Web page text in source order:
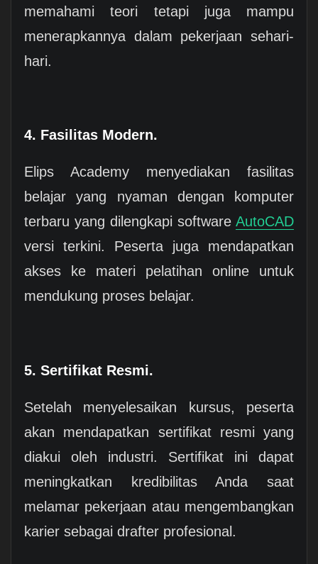
memahami teori tetapi juga mampu
menerapkannya dalam pekerjaan sehari-
hari.
4. Fasilitas Modern.
Elips Academy menyediakan fasilitas
belajar yang nyaman dengan komputer
terbaru yang dilengkapi softwareAutoCAD
versi terkini. Peserta juga mendapatkan
akses ke materi pelatihan online untuk
mendukung proses belajar.
5. Sertifikat Resmi.
Setelah menyelesaikan kursus, peserta
akan mendapatkan sertifikat resmi yang
diakui oleh industri. Sertifikat ini dapat
meningkatkan kredibilitas Anda saat
melamar pekerjaan atau mengembangkan
karier sebagai drafter profesional.